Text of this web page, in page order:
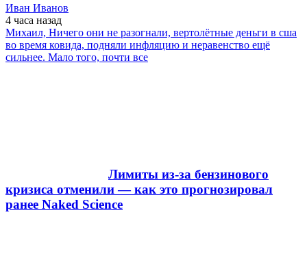
Иван Иванов
4 часа назад
Михаил, Ничего они не разогнали, вертолётные деньги в сша
во время ковида, подняли инфляцию и неравенство ещё
сильнее. Мало того, почти все
Лимиты из-за бензинового
кризиса отменили — как это прогнозировал
ранее Naked Science